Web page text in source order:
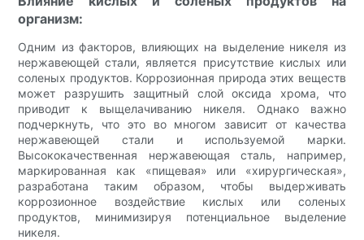
организм:
Одним из факторов, влияющих на выделение никеля из
нержавеющей стали, является присутствие кислых или
соленых продуктов. Коррозионная природа этих веществ
может разрушить защитный слой оксида хрома, что
приводит к выщелачиванию никеля. Однако важно
подчеркнуть, что это во многом зависит от качества
нержавеющей стали и используемой марки.
Высококачественная нержавеющая сталь, например,
маркированная как «пищевая» или «хирургическая»,
разработана таким образом, чтобы выдерживать
коррозионное воздействие кислых или соленых
продуктов, минимизируя потенциальное выделение
никеля.